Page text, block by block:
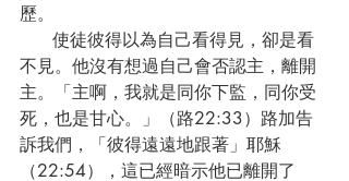
歷。
不見。他沒有想過自己會否認主，離開
主。「主啊，我就是同你下監，同你受
死，也是甘心。」（路22:33）路加告
訴我們，「彼得遠遠地跟著」耶穌
（22:54），這已經暗示他已離開了